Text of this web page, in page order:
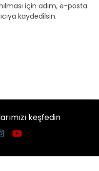
için adım, e-posta
kaydedilsin.
keşfedin